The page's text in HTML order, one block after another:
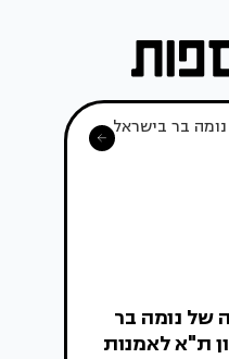
של נומה בר
ת"א לאמנות